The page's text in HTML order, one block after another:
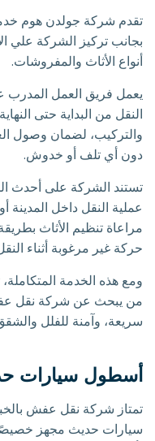
تقدم شركة جولدن هوم
بجانب تركيز الشركة علي
أنواع الأثاث والمفروشات.
يعمل فريق العمل
النقل من البداية حتى
والتركيب، لضمان وصول
دون أي تلف أو خدوش.
تستند الشركة على أحدث
عملية النقل داخل
مراعاة تنظيم الأثاث
حركة غير مرغوبة أثناء
ومع هذه الخدمة
من يبحث عن شركة نقل
سريعة، وآمنة للفلل
أسطول سيارات
تمتاز شركة نقل عفش
سيارات حديث مجهز خصيصًا